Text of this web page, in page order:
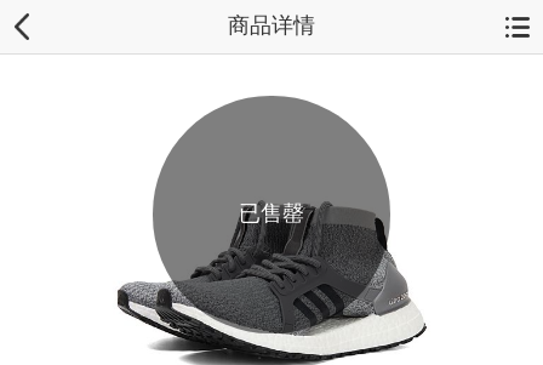
商品详情
已售罄